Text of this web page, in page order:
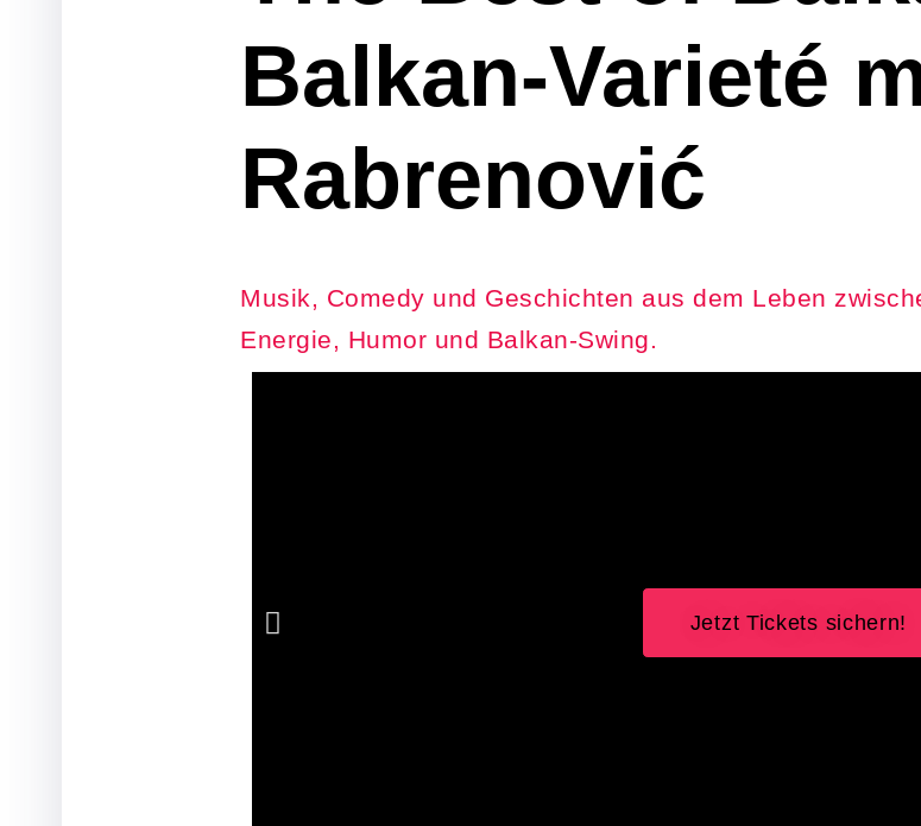
Balkan-Varieté
Rabrenović
Musik, Comedy und Geschichten aus dem Leben
Energie, Humor und Balkan-Swing.
Jetzt Tickets sichern!